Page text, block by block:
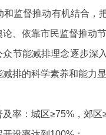
监督推动有机结合，
、依靠市民监督推动
能减排理念逐步深
排的科学素养和能力显
率：城区≥75%，郊